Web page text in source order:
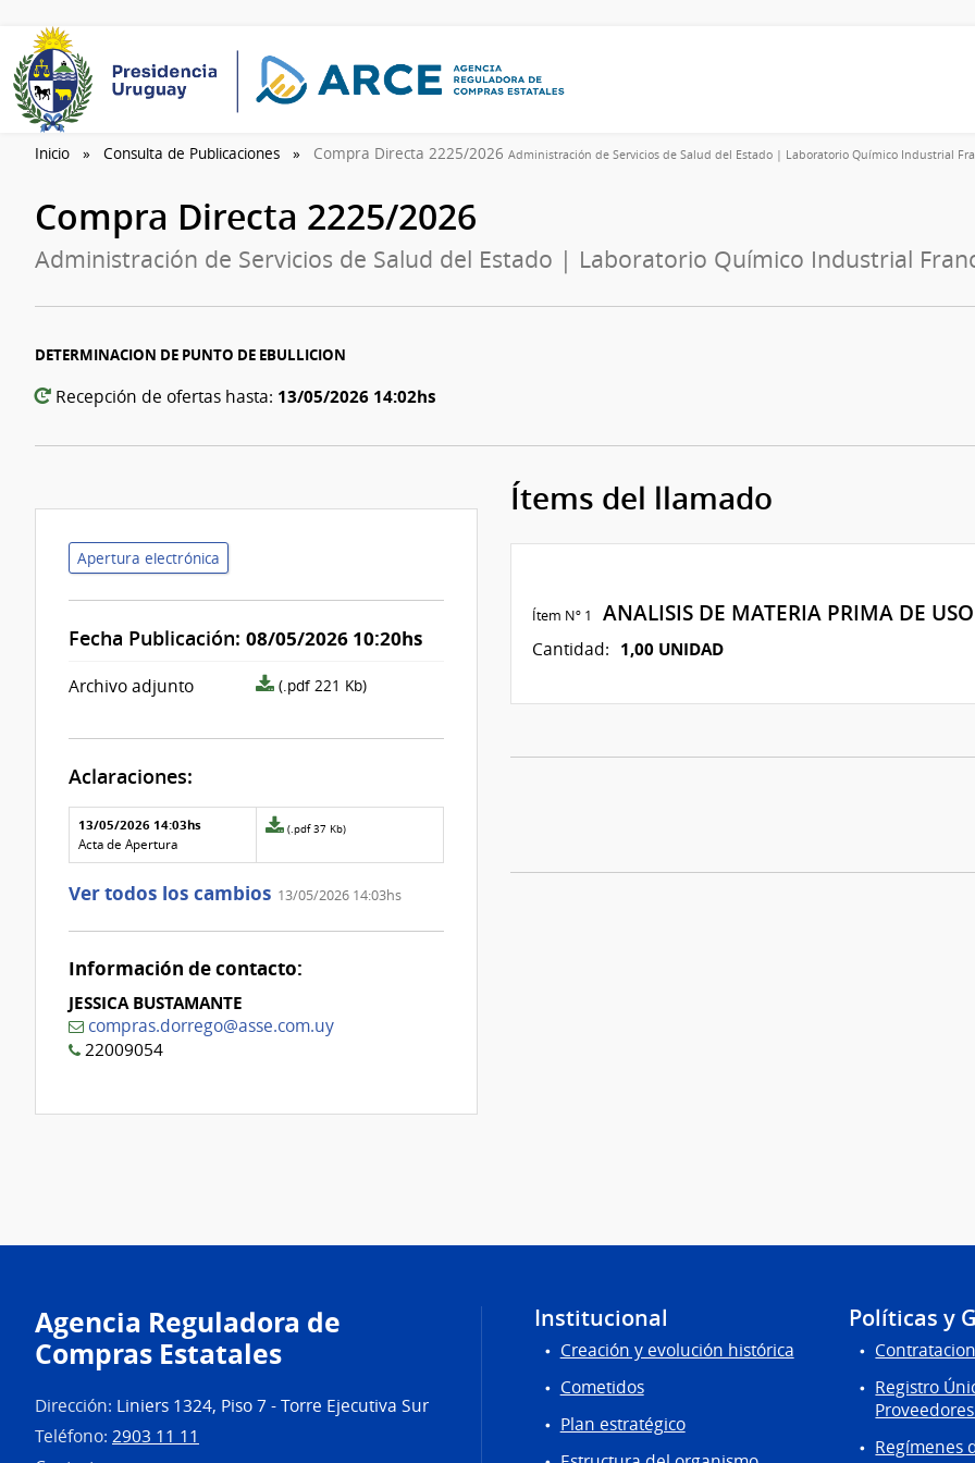
Inicio Consulta de Publicaciones Compra Directa 2225/2026 Administración de Servicios de Salud del Estado | Laboratorio Químico Industrial
Compra Directa 2225/2026
Administración de Servicios de Salud del Estado | Laboratorio Químico Industrial
DETERMINACION DE PUNTO DE EBULLICION
Recepción de ofertas hasta: 13/05/2026 14:02hs
Apertura electrónica
Fecha Publicación: 08/05/2026 10:20hs
Archivo adjunto
archivo
(.pdf 221 Kb)
Aclaraciones:
Aclaraciones del llamado
Fecha y
texto de
la
Archivo
de la
13/05/2026 14:03hs
Acta de Apertura
Archivo
de
aclaración
0
(.pdf 37 Kb)
Ver todos los cambios 13/05/2026 14:03hs
Información de contacto:
JESSICA BUSTAMANTE
compras.dorrego@asse.com.uy
22009054
Ítems del llamado
Ítem Nº 1 ANALISIS DE MATERIA PRIMA DE
Cantidad: 1,00 UNIDAD
Agencia Reguladora de
Compras Estatales
Dirección: Liniers 1324, Piso 7 - Torre Ejecutiva Sur
Teléfono: 2903 11 11
Institucional
Creación y evolución histórica
Cometidos
Plan estratégico
Políticas y
Registro
Regímenes